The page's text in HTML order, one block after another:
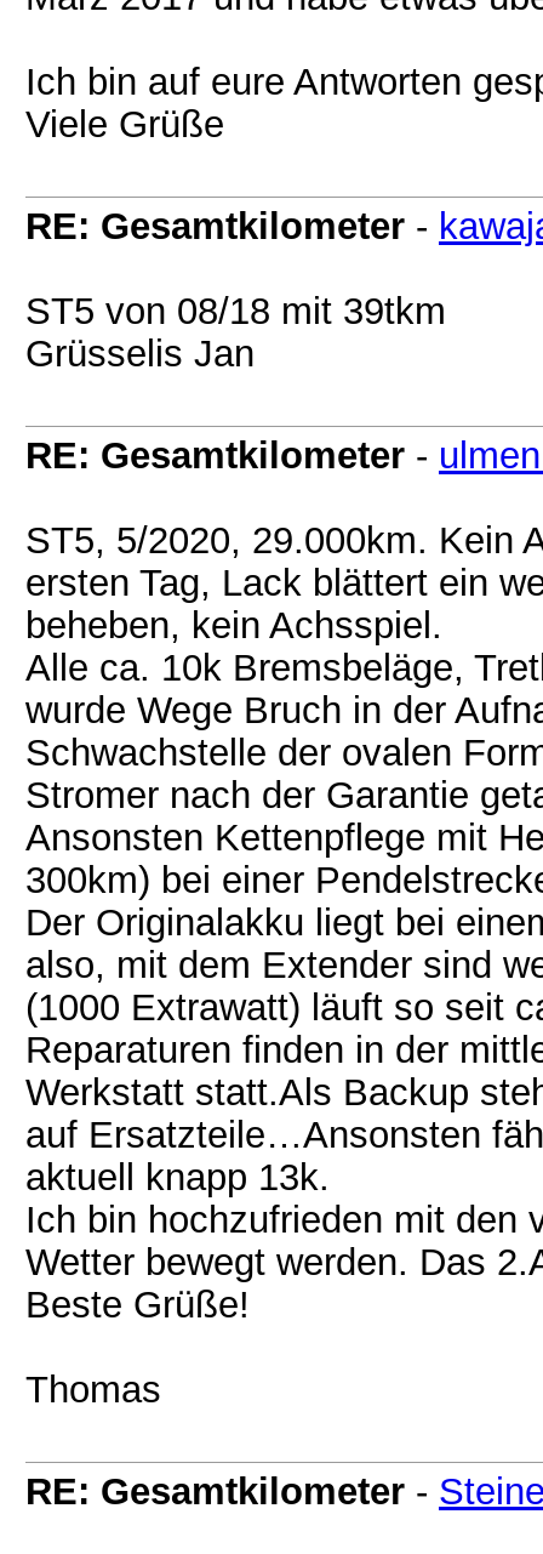
Ich bin auf eure Antworten
Viele Grüße
RE: Gesamtkilometer -
ST5 von 08/18 mit 39tkm
Grüsselis Jan
RE: Gesamtkilometer -
ST5, 5/2020, 29.000km. Kein
ersten Tag, Lack blättert ein
beheben, kein Achsspiel.
Alle ca. 10k Bremsbeläge,
wurde Wege Bruch in der
Schwachstelle der ovalen
Stromer nach der Garantie
Ansonsten Kettenpflege mit
300km) bei einer
Der Originalakku liegt bei
also, mit dem Extender sind
(1000 Extrawatt) läuft so seit
Reparaturen finden in der
Werkstatt statt.Als Backup
auf Ersatzteile…Ansonsten
aktuell knapp 13k.
Ich bin hochzufrieden mit den
Wetter bewegt werden. Das
Beste Grüße!
Thomas
RE: Gesamtkilometer -